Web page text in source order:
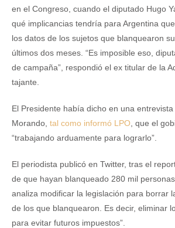
en el Congreso, cuando el diputado Hugo
qué implicancias tendría para Argentina
los datos de los sujetos que blanquearon
últimos dos meses. “Es imposible eso,
de campaña”, respondió el ex titular de la
tajante.
El Presidente había dicho en una
Morando, tal como informó LPO , que el
“trabajando arduamente para lograrlo”.
El periodista publicó en Twitter, tras el
de que hayan blanqueado 280 mil
analiza modificar la legislación para borrar
de los que blanquearon. Es decir, eliminar
para evitar futuros impuestos”.